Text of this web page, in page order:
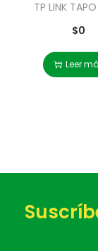
TP LINK
$0
Leer